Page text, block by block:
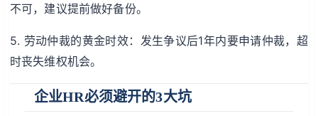
不可，建议提前做好备份。
5. 劳动仲裁的黄金时效：发生争议后1年内要申请仲裁，超
时丧失维权机会。
企业HR必须避开的3大坑